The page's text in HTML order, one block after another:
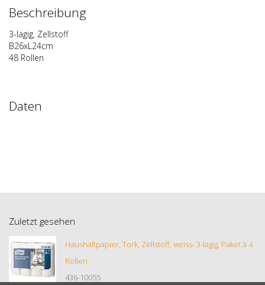
Beschreibung
3-lagig, Zellstoff
B26xL24cm
48 Rollen
Daten
Zuletzt gesehen
Haushaltpapier, Tork, Zellstoff, weiss- 3-lagig, Paket à 4
Rollen
436-10055